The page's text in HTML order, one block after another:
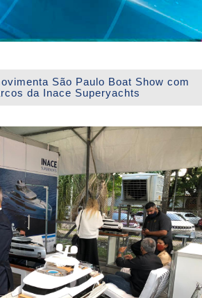
São Paulo Boat Show com
da Inace Superyachts